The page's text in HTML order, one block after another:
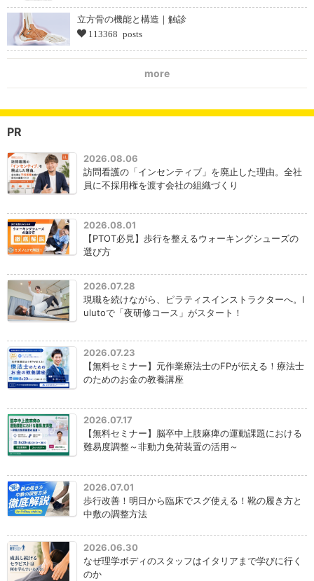
立方骨の機能と構造｜触診
113368 posts
more
PR
2026.08.06
訪問看護の「インセンティブ」を廃止した理由。全社
員に不採用権を渡す会社の組織づくり
2026.08.01
【PTOT必見】歩行を整えるウォーキングシューズの
選び方
2026.07.28
現職を続けながら、ピラティスインストラクターへ。l
ulutoで「夜研修コース」がスタート！
2026.07.23
【無料セミナー】元作業療法士のFPが伝える！療法士
のためのお金の教養講座
2026.07.17
【無料セミナー】脳卒中上肢麻痺の運動課題における
難易度調整～非動力免荷装置の活用～
2026.07.01
歩行改善！明日から臨床でスグ使える！靴の履き方と
中敷の調整方法
2026.06.30
なぜ理学ボディのスタッフはイタリアまで学びに行く
のか